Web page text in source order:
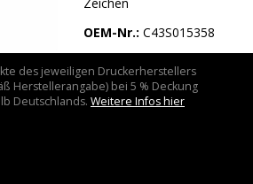
OEM-Nr.: C43S015358
des jeweiligen Druckerherstellers
Herstellerangabe) bei 5 % Deckung
Deutschlands. Weitere Infos hier